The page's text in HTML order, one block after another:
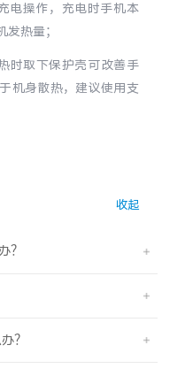
iQOO Z11 Turbo
vivo TWS 5e
电操作，充电时手机本
热量；
时取下保护壳可改善手
机身散热，建议使用支
收起
？
？